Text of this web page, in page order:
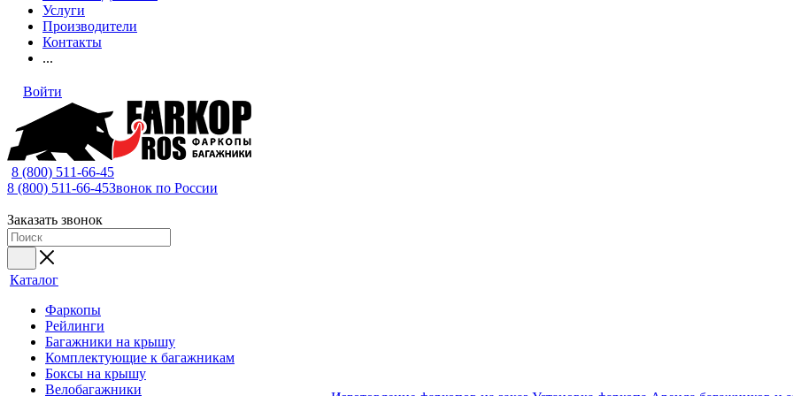
Услуги
Производители
Контакты
...
Войти
8 (800) 511-66-45
8 (800) 511-66-45Звонок по России
Заказать звонок
Каталог
Фаркопы
Рейлинги
Багажники на крышу
Комплектующие к багажникам
Боксы на крышу
Велобагажники